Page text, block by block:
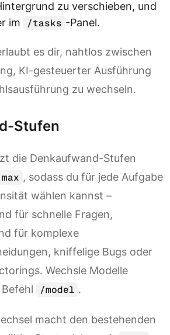
zu verschieben, und
im
/tasks -Panel.
es dir, nahtlos zwischen
KI-gesteuerter Ausführung
zu wechseln.
Stufen
die Denkaufwand-Stufen
max , sodass du für jede Aufgabe
wählen kannst –
für schnelle Fragen,
für komplexe
kniffelige Bugs oder
Wechsle Modelle
/model .
macht den bestehenden